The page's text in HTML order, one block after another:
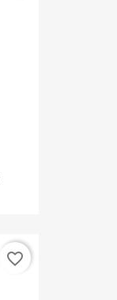
favorite_border